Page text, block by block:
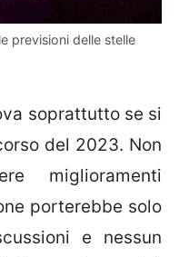
previsioni delle stelle
soprattutto se si
del 2023. Non
miglioramenti
porterebbe solo
e nessun